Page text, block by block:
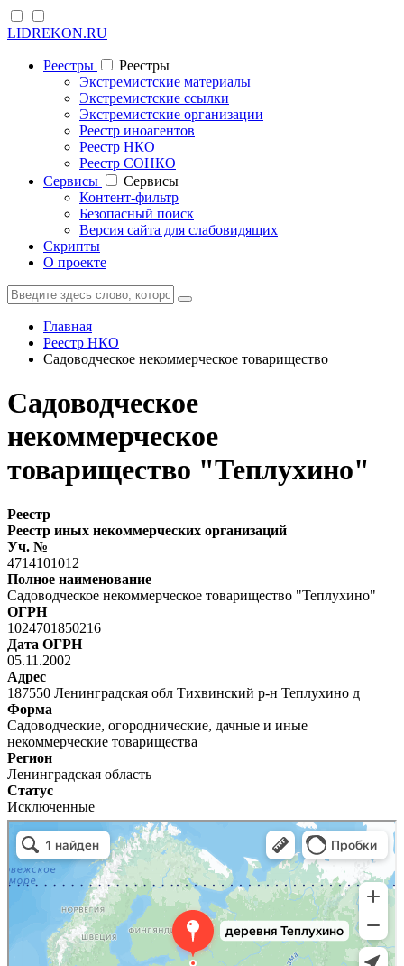
LIDREKON.RU
Реестры
Реестры
Экстремистские материалы
Экстремистские ссылки
Экстремистские организации
Реестр иноагентов
Реестр НКО
Реестр СОНКО
Cервисы
Cервисы
Контент-фильтр
Безопасный поиск
Версия сайта для слабовидящих
Скрипты
О проекте
Главная
Реестр НКО
Садоводческое некоммерческое товарищество
Садоводческое
некоммерческое
товарищество "Теплухино"
Реестр
Реестр иных некоммерческих организаций
Уч. №
4714101012
Полное наименование
Садоводческое некоммерческое товарищество "Теплухино"
ОГРН
1024701850216
Дата ОГРН
05.11.2002
Адрес
187550 Ленинградская обл Тихвинский р-н Теплухино д
Форма
Садоводческие, огороднические, дачные и иные
некоммерческие товарищества
Регион
Ленинградская область
Статус
Исключенные